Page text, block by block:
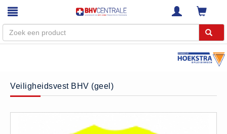
Home
Webshop
Trainingen
Veiligheidsvest BHV (geel)